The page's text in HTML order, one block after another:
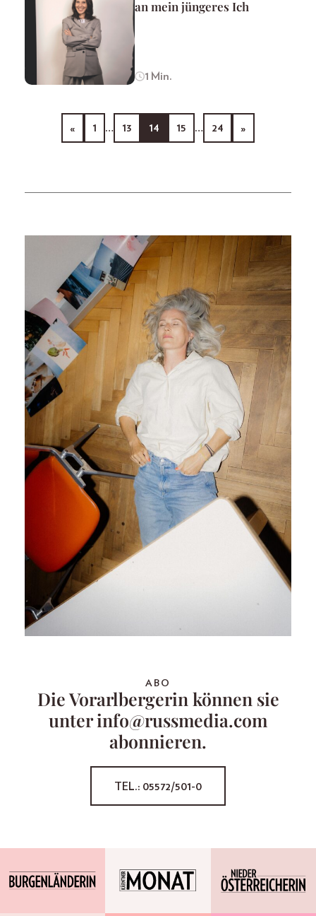
an mein jüngeres Ich
1 Min.
« 1 … 13 14 15 … 24 »
ABO
Die Vorarlbergerin können sie
unter info@russmedia.com
abonnieren.
TEL.: 05572/501-0